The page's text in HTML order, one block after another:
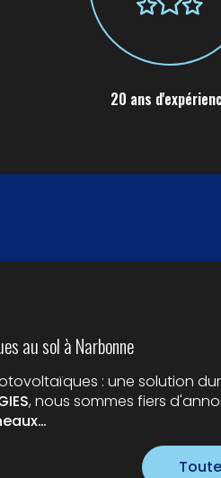
20 ans
au sol à Narbonne
: une solution
, nous sommes fiers